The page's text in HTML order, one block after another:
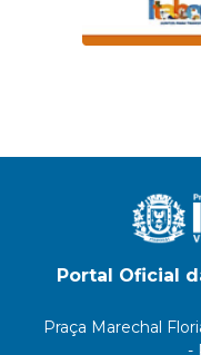
Portal Oficial
Praça Marechal
-